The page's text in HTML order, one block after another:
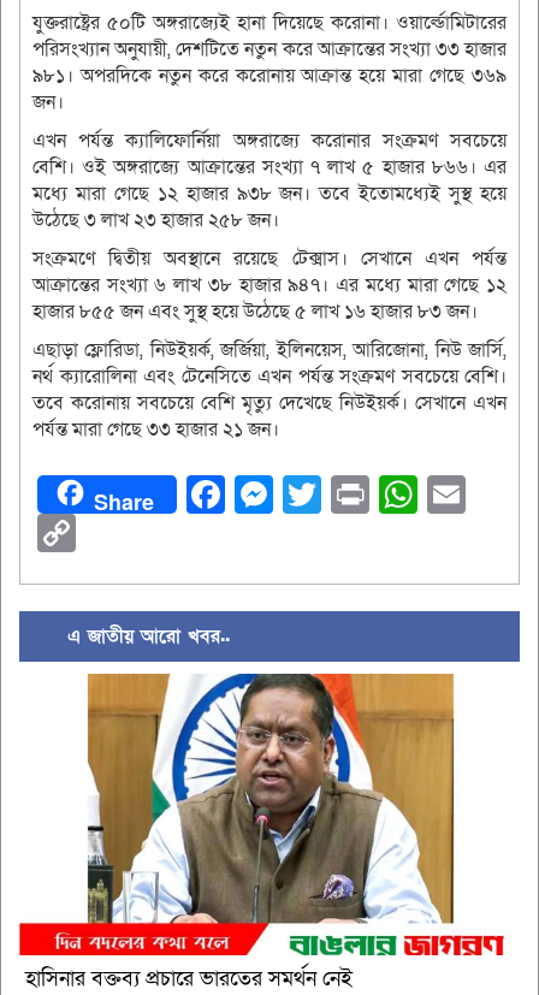
যুক্তরাষ্ট্রের ৫০টি অঙ্গরাজ্যেই হানা দিয়েছে করোনা। ওয়ার্ল্ডোমিটারের
পরিসংখ্যান অনুযায়ী, দেশটিতে নতুন করে আক্রান্তের সংখ্যা ৩৩ হাজার
৯৮১। অপরদিকে নতুন করে করোনায় আক্রান্ত হয়ে মারা গেছে ৩৬৯
জন।
এখন পর্যন্ত ক্যালিফোর্নিয়া অঙ্গরাজ্যে করোনার সংক্রমণ সবচেয়ে
বেশি। ওই অঙ্গরাজ্যে আক্রান্তের সংখ্যা ৭ লাখ ৫ হাজার ৮৬৬। এর
মধ্যে মারা গেছে ১২ হাজার ৯৩৮ জন। তবে ইতোমধ্যেই সুস্থ হয়ে
উঠেছে ৩ লাখ ২৩ হাজার ২৫৮ জন।
সংক্রমণে দ্বিতীয় অবস্থানে রয়েছে টেক্সাস। সেখানে এখন পর্যন্ত
আক্রান্তের সংখ্যা ৬ লাখ ৩৮ হাজার ৯৪৭। এর মধ্যে মারা গেছে ১২
হাজার ৮৫৫ জন এবং সুস্থ হয়ে উঠেছে ৫ লাখ ১৬ হাজার ৮৩ জন।
এছাড়া ফ্লোরিডা, নিউইয়র্ক, জর্জিয়া, ইলিনয়েস, আরিজোনা, নিউ জার্সি,
নর্থ ক্যারোলিনা এবং টেনেসিতে এখন পর্যন্ত সংক্রমণ সবচেয়ে বেশি।
তবে করোনায় সবচেয়ে বেশি মৃত্যু দেখেছে নিউইয়র্ক। সেখানে এখন
পর্যন্ত মারা গেছে ৩৩ হাজার ২১ জন।
Share Facebook
Messenger
Twitter
Print
Link
এ জাতীয় আরো খবর..
হাসিনার বক্তব্য প্রচারে ভারতের সমর্থন নেই